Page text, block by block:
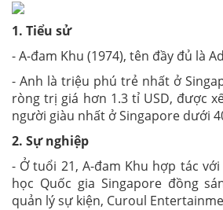
1. Tiểu sử
- A-đam Khu (1974), tên đầy đủ là
- Anh là triệu phú trẻ nhất ở
ròng trị giá hơn 1.3 tỉ USD, được
người giàu nhất ở Singapore dưới
2. Sự nghiệp
- Ở tuổi 21, A-đam Khu hợp tác
học Quốc gia Singapore đồng
quản lý sự kiện, Curoul